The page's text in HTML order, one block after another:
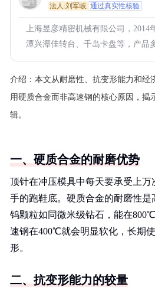
法人:刘军岐 通过真实性核验
上海昱彦精密机械有限公司，2014
潭兴潭佳转台、千岛卡盘等，产品
介绍： 本文从耐磨性、抗变形能力和经
用硬质合金而非高速钢的核心原因，揭
辑。
一、硬质合金的耐磨优势
顶针在冲压模具中每天要承受上
手的跑鞋底。硬质合金的耐磨性是
钨颗粒如同微米级钻石，能在
速钢在400℃就会明显软化，长期
形。
二、抗变形能力的较量